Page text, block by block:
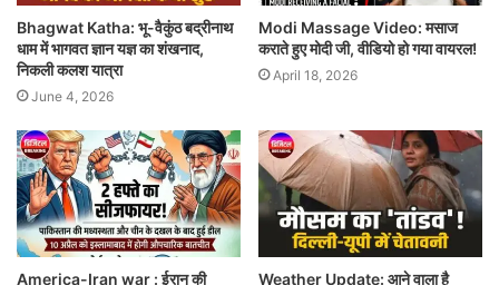
Bhagwat Katha: भू-वैकुंठ बद्रीनाथ
धाम में भागवत ज्ञान यज्ञ का शंखनाद,
निकली कलश यात्रा
June 4, 2026
Modi Massage Video: मसाज
कराते हुए मोदी जी, वीडियो हो गया वायरल!
April 18, 2026
America-Iran war : ईरान की
Weather Update: आने वाला है